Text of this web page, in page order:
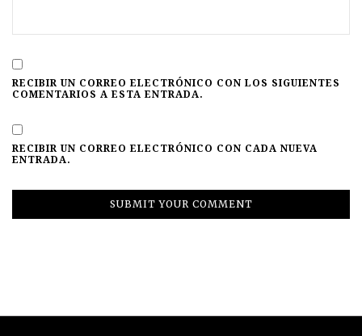
RECIBIR UN CORREO ELECTRÓNICO CON LOS SIGUIENTES
COMENTARIOS A ESTA ENTRADA.
RECIBIR UN CORREO ELECTRÓNICO CON CADA NUEVA
ENTRADA.